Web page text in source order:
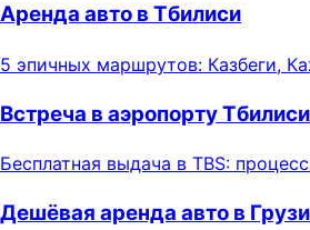
Аренда авто в Тбилиси
5 эпичных маршрутов: Казбеги,
Встреча в аэропорту Тбилиси
Бесплатная выдача в TBS:
Дешёвая аренда авто в